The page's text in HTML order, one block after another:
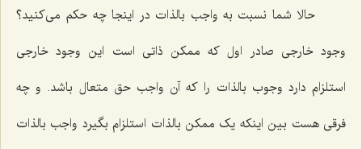
حالا شما نسبت به واجب بالذات در اینجا چه حکم مى‌کنید؟
وجود خارجى صادر اول که ممکن ذاتى است این وجود خارجى
استلزام دارد وجوب بالذات را که آن واجب حق متعال باشد. و چه
فرقى هست بین اینکه یک ممکن بالذات استلزام بگیرد واجب بالذات